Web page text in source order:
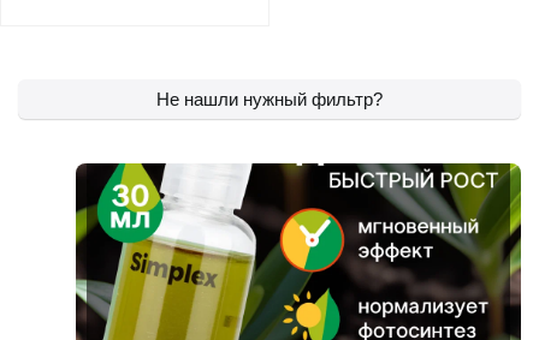
Не нашли нужный фильтр?